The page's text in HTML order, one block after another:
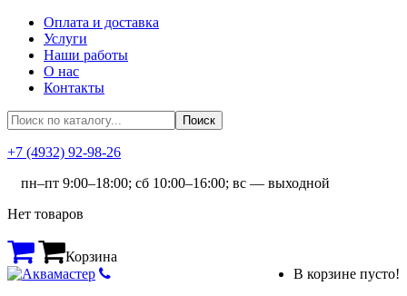
Оплата и доставка
Услуги
Наши работы
О нас
Контакты
+7 (4932) 92-98-26
пн–пт 9:00–18:00; сб 10:00–16:00; вс — выходной
Нет товаров
Корзина
В корзине пусто!